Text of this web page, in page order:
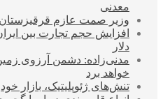
معدنی
وزیر صمت عازم
دلار
مدنی‌زاده: دشمن آرزوی
خواهد برد
تنش‌های ژئوپلیتیک، بازار